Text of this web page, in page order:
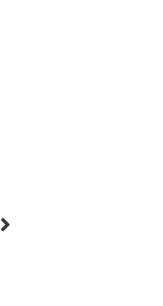
Successivo